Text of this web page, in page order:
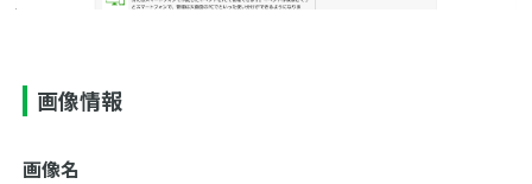
画像情報
画像名